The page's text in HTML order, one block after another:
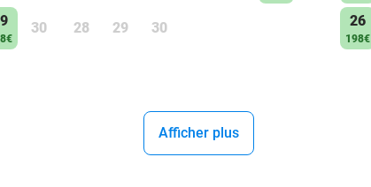
30 28 29 30 26
198€
Afficher plus